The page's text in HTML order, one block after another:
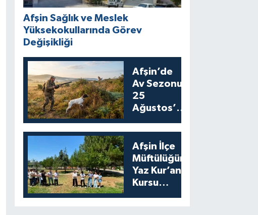
Afşin Sağlık ve Meslek
Yüksekokullarında Görev
Değişikliği
Afşin’de
Av Sezonu
25
Ağustos’ta
Avıyla
Açılıyor
Afşin İlçe
Müftülüğünden
Yaz Kur’an
Kursu